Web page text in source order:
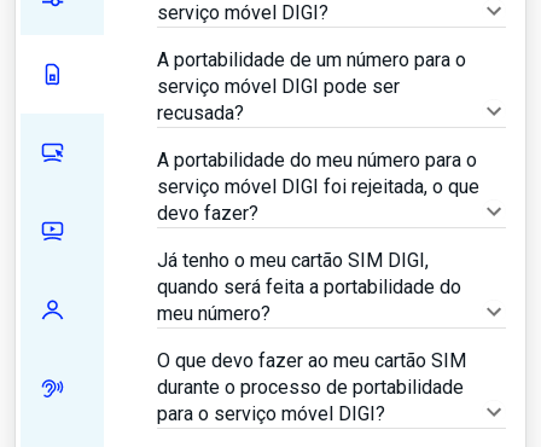
serviço móvel DIGI?
A portabilidade de um número para o
serviço móvel DIGI pode ser
recusada?
A portabilidade do meu número para o
serviço móvel DIGI foi rejeitada, o que
devo fazer?
Já tenho o meu cartão SIM DIGI,
quando será feita a portabilidade do
meu número?
O que devo fazer ao meu cartão SIM
durante o processo de portabilidade
para o serviço móvel DIGI?